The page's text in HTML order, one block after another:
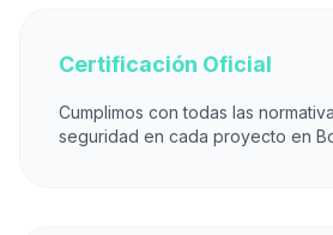
Certificación Oficial
Cumplimos con todas las
seguridad en cada proyecto en